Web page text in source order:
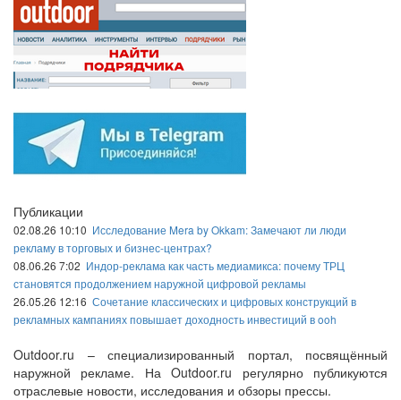
Публикации
02.08.26 10:10 Исследование Mera by Okkam: Замечают ли люди
рекламу в торговых и бизнес-центрах?
08.06.26 7:02 Индор-реклама как часть медиамикса: почему ТРЦ
становятся продолжением наружной цифровой рекламы
26.05.26 12:16 Сочетание классических и цифровых конструкций в
рекламных кампаниях повышает доходность инвестиций в ooh
Outdoor.ru – специализированный портал, посвящённый
наружной рекламе. На Outdoor.ru регулярно публикуются
отраслевые новости, исследования и обзоры прессы.